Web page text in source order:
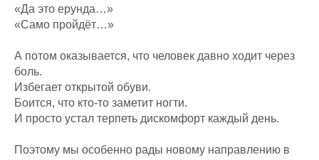
«Да это ерунда…»
«Само пройдёт…»
А потом оказывается, что человек давно ходит через
боль.
Избегает открытой обуви.
Боится, что кто-то заметит ногти.
И просто устал терпеть дискомфорт каждый день.
Поэтому мы особенно рады новому направлению в